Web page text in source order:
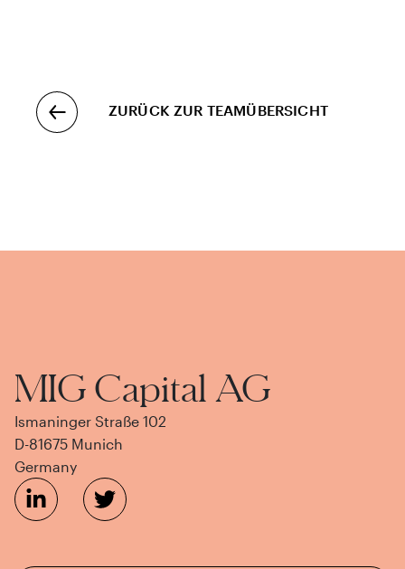
ZURÜCK ZUR TEAMÜBERSICHT
MIG Capital AG
Ismaninger Straße 102
D-81675 Munich
Germany